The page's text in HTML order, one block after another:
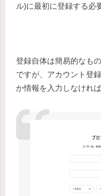
ル)に最初に登録する必
登録自体は簡易的なも
ですが、アカウント登
か情報を入力しなけれ